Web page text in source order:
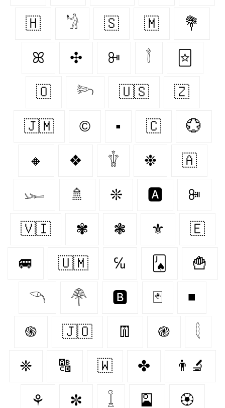
🇭‌ 𓁋 🇸‌ 🇲‌ 💐
ꕤ ✣ ꔻ 𓇕 🃟
🇴‌ 𓆸 🇺🇸 🇿‌
🇯🇲 ©️ ▪ 🇨‌ 💮
🔸 ❖ 𓇚 ❉ 🇦‌
𓆱 🚿 ❊ 🅰️ ꔼ
🇻🇮 ✾ ❃ ⚜️ 🇪‌
🚐 🇺🇲 ℆ 🂫 🍟
𓆹 𓋇 🅱️ 🃏 ◾
֍ 🇯🇴 👖 ֎ 𓇛
❈ 🔠 🇼‌ ✤ 👨‍🔬
⚘ ✼ 𓆼 🎴 🏵️